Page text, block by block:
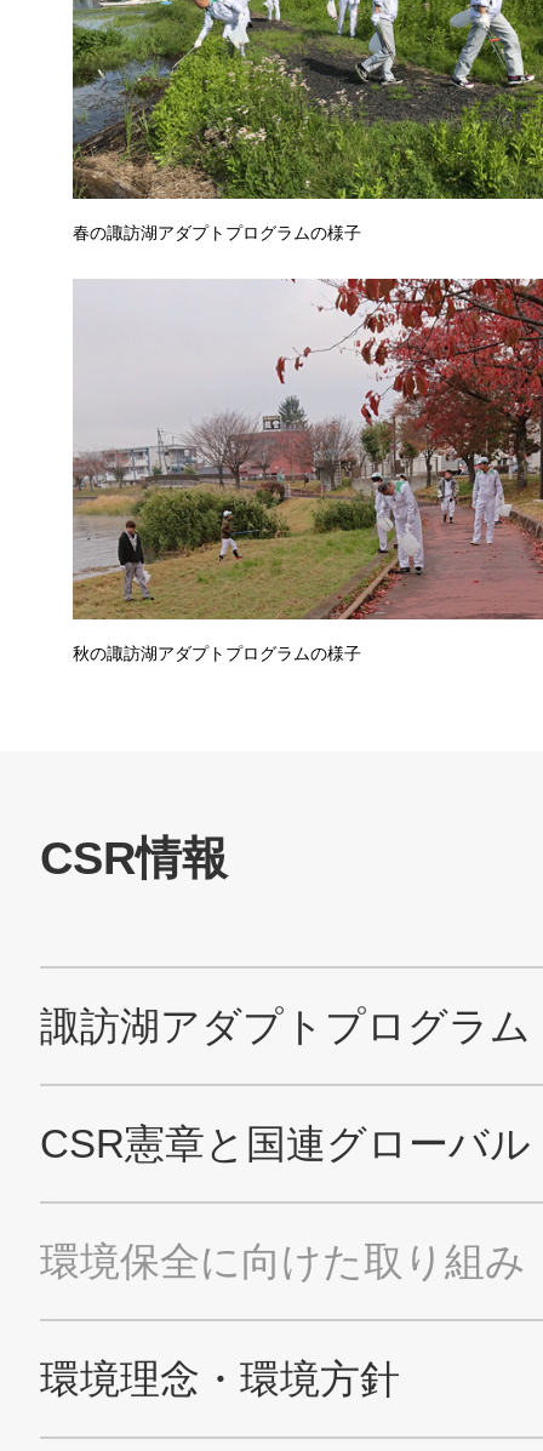
春の諏訪湖アダプトプログラムの様子
秋の諏訪湖アダプトプログラムの様子
企業情報
採用情報
サポート・お問い合わせ
All Rights Reserved. Copyright(C) NIDEC INSTRUMENTS CORPORATION